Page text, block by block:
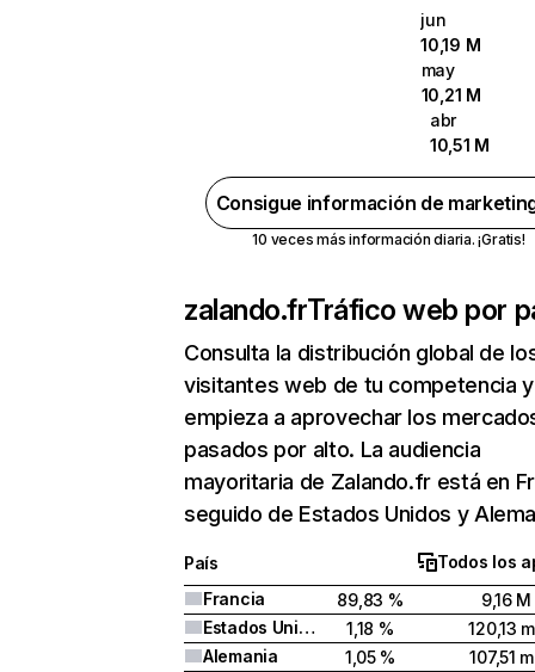
jun
10,19 M
may
10,21 M
abr
10,51 M
Consigue información de
10 veces más información diaria. ¡Gratis!
zalando.frTráfico web por
Consulta la distribución global de
visitantes web de tu competencia y
empieza a aprovechar los
pasados por alto. La audiencia
mayoritaria de Zalando.fr está en
seguido de Estados Unidos y
País
Todos los
Francia
89,83 %
9,16 M
Estados Unidos
1,18 %
120,13
Alemania
1,05 %
107,51